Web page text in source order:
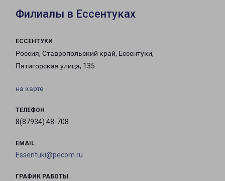
Филиалы в Ессентуках
ЕССЕНТУКИ
Россия, Ставропольский край, Ессентуки,
Пятигорская улица, 135
на карте
ТЕЛЕФОН
8(87934) 48-708
EMAIL
Essentuki@pecom.ru
ГРАФИК РАБОТЫ